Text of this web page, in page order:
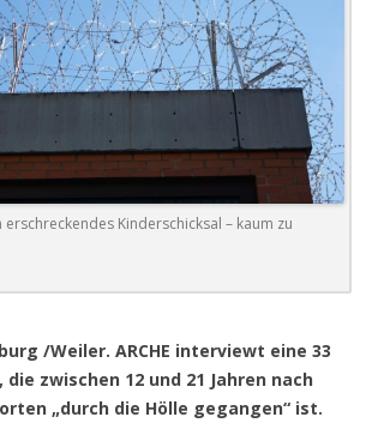
erschreckendes Kinderschicksal – kaum zu
/Weiler. ARCHE interviewt eine 33
die zwischen 12 und 21 Jahren nach
„durch die Hölle gegangen“ ist.